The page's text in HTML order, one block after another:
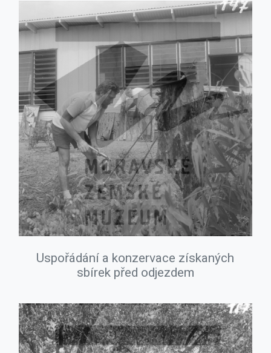
Uspořádání a konzervace získaných
sbírek před odjezdem